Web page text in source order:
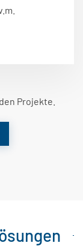
Projekte.